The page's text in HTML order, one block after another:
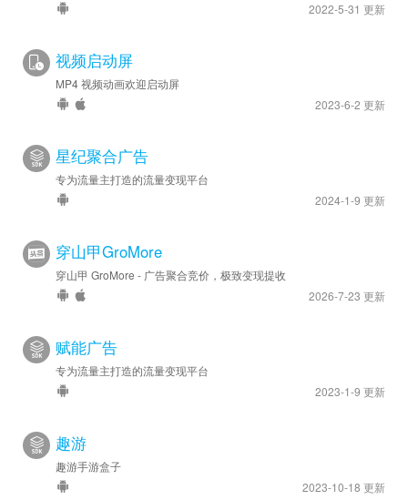
2022-5-31 更新
视频启动屏
MP4 视频动画欢迎启动屏
2023-6-2 更新
星纪聚合广告
专为流量主打造的流量变现平台
2024-1-9 更新
穿山甲GroMore
穿山甲 GroMore - 广告聚合竞价，极致变现提收
2026-7-23 更新
赋能广告
专为流量主打造的流量变现平台
2023-1-9 更新
趣游
趣游手游盒子
2023-10-18 更新